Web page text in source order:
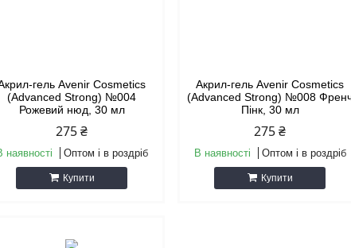
гель Avenir Cosmetics
(Advanced Strong) №004
Рожевий нюд, 30 мл
275 ₴
наявності Оптом і в роздріб
Купити
Акрил-гель Avenir Cosmetics
(Advanced Strong) №008
Пінк, 30 мл
275 ₴
В наявності Оптом і в роздріб
Купити